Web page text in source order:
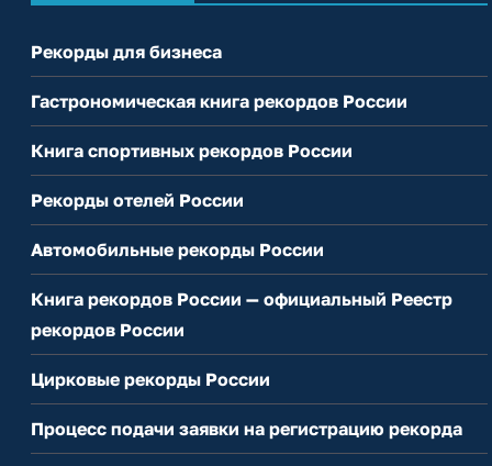
Рекорды для бизнеса
Гастрономическая книга рекордов России
Книга спортивных рекордов России
Рекорды отелей России
Автомобильные рекорды России
Книга рекордов России — официальный Реестр
рекордов России
Цирковые рекорды России
Процесс подачи заявки на регистрацию рекорда